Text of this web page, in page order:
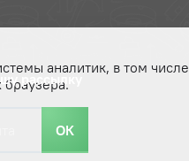
рассылку
ОК
аналитик, в том числе
браузера.